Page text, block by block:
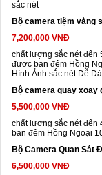
sắc nét
Bộ camera tiệm vàng
7,200,000 VNĐ
chất lượng sắc nét đến
được ban đêm Hồng
Hình Ảnh sắc nét Dễ
Bộ camera quay xoay
5,500,000 VNĐ
chất lượng sắc nét đến
ban đêm Hồng Ngoại
Bộ Camera Quan Sát
6,500,000 VNĐ